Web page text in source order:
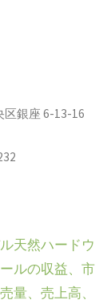
区銀座 6-13-16
天然ハードウ
ルの収益、市
量、売上高、